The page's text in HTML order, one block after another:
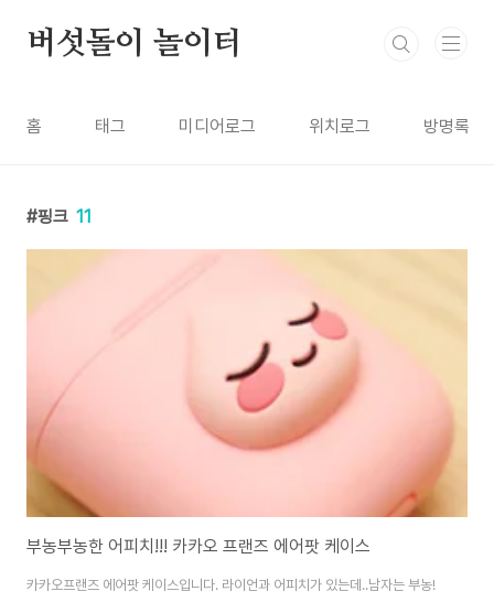
버섯돌이 놀이터
홈 태그 미디어로그 위치로그 방명록
핑크 11
부농부농한 어피치!!! 카카오 프랜즈 에어팟 케이스
카카오프랜즈 에어팟 케이스입니다. 라이언과 어피치가 있는데..남자는 부농!